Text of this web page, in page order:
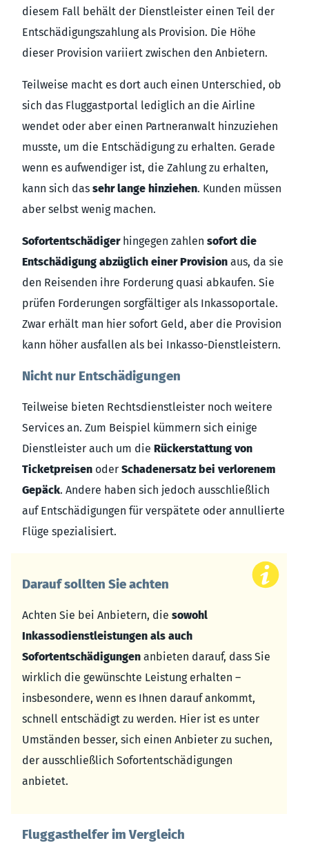
diesem Fall behält der Dienstleister einen Teil der
Entschädigungszahlung als Provision. Die Höhe
dieser Provision variiert zwischen den Anbietern.
Teilweise macht es dort auch einen Unterschied, ob
sich das Fluggastportal lediglich an die Airline
wendet oder aber einen Partneranwalt hinzuziehen
musste, um die Entschädigung zu erhalten. Gerade
wenn es aufwendiger ist, die Zahlung zu erhalten,
kann sich das sehr lange hinziehen. Kunden müssen
aber selbst wenig machen.
Sofortentschädigerhingegen zahlen sofort die
Entschädigung abzüglich einer Provision aus, da sie
den Reisenden ihre Forderung quasi abkaufen. Sie
prüfen Forderungen sorgfältiger als Inkassoportale.
Zwar erhält man hier sofort Geld, aber die Provision
kann höher ausfallen als bei Inkasso-Dienstleistern.
Nicht nur Entschädigungen
Teilweise bieten Rechtsdienstleister noch weitere
Services an. Zum Beispiel kümmern sich einige
Dienstleister auch um die Rückerstattung von
Ticketpreisen oder Schadenersatz bei verlorenem
Gepäck. Andere haben sich jedoch ausschließlich
auf Entschädigungen für verspätete oder annullierte
Flüge spezialisiert.
Darauf sollten Sie achten
Achten Sie bei Anbietern, die sowohl
Inkassodienstleistungen als auch
Sofortentschädigungen anbieten darauf, dass Sie
wirklich die gewünschte Leistung erhalten –
insbesondere, wenn es Ihnen darauf ankommt,
schnell entschädigt zu werden. Hier ist es unter
Umständen besser, sich einen Anbieter zu suchen,
der ausschließlich Sofortentschädigungen
anbietet.
Fluggasthelfer im Vergleich